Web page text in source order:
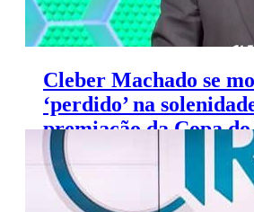
Cleber Machado se
‘perdido’ na
premiação da Copa
Feminina